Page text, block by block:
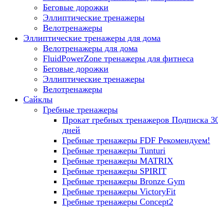
Беговые дорожки
Эллиптические тренажеры
Велотренажеры
Эллиптические тренажеры для дома
Велотренажеры для дома
FluidPowerZone тренажеры для фитнеса
Беговые дорожки
Эллиптические тренажеры
Велотренажеры
Сайклы
Гребные тренажеры
Прокат гребных тренажеров Подписка
дней
Гребные тренажеры FDF Рекомендуем!
Гребные тренажеры Tunturi
Гребные тренажеры MATRIX
Гребные тренажеры SPIRIT
Гребные тренажеры Bronze Gym
Гребные тренажеры VictoryFit
Гребные тренажеры Concept2